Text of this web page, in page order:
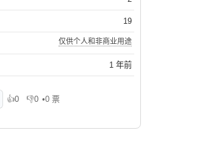
19
仅供个人和非商业用途
1 年前
👍0
喜欢 👎0
不喜欢
•0 票